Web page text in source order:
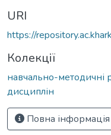
URI
https://
Колекції
навчально-методичні
дисциплін
Повна